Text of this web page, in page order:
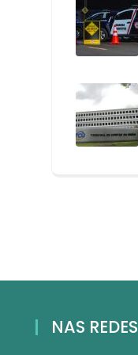
NAS REDES